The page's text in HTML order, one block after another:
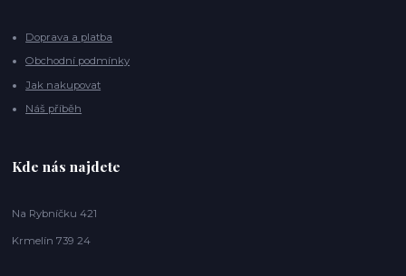
Doprava a platba
Obchodní podmínky
Jak nakupovat
Náš příběh
Kde nás najdete
Na Rybníčku 421
Krmelín 739 24